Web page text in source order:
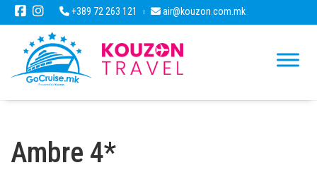
+389 72 263 121 air@kouzon.com.mk
Ambre 4*